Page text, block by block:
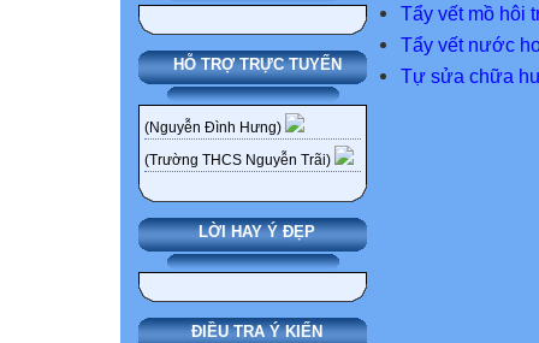
HỖ TRỢ TRỰC TUYẾN
(Nguyễn Đình Hưng)
(Trường THCS Nguyễn Trãi)
LỜI HAY Ý ĐẸP
ĐIỀU TRA Ý KIẾN
Tẩy vết mồ hôi
Tẩy vết nước
Tự sửa chữa